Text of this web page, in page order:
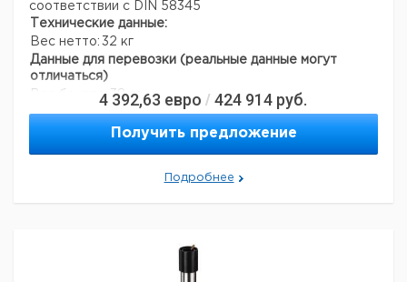
соответствии с DIN 58345
Технические данные:
Вес нетто: 32 кг
Данные для перевозки (реальные данные могут
отличаться)
Вес брутто: 38 кг
4 392,63 евро / 424 914 руб.
Получить предложение
Подробнее